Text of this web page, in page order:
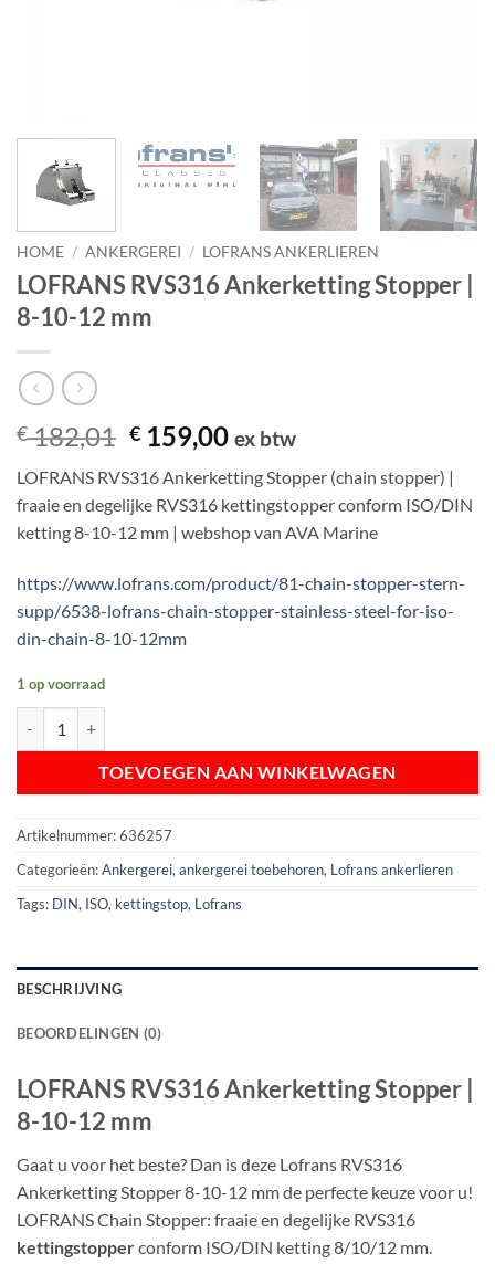
HOME / ANKERGEREI / LOFRANS ANKERLIEREN
LOFRANS RVS316 Ankerketting Stopper |
8-10-12 mm
€182,01 Oorspronkelijke
was:
€ 182,01.
€ 159,00Huidige
is:
€ 159,00.
ex btw
LOFRANS RVS316 Ankerketting Stopper (chain stopper) |
fraaie en degelijke RVS316 kettingstopper conform ISO/DIN
ketting 8-10-12 mm | webshop van AVA Marine
https://www.lofrans.com/product/81-chain-stopper-stern-
supp/6538-lofrans-chain-stopper-stainless-steel-for-iso-
din-chain-8-10-12mm
1 op voorraad
TOEVOEGEN AAN WINKELWAGEN
Artikelnummer:636257
Categorieën:Ankergerei, ankergerei toebehoren, Lofrans ankerlieren
Tags: DIN, ISO, kettingstop, Lofrans
BESCHRIJVING
BEOORDELINGEN (0)
LOFRANS RVS316 Ankerketting Stopper |
8-10-12 mm
Gaat u voor het beste? Dan is deze Lofrans RVS316
Ankerketting Stopper 8-10-12 mm de perfecte keuze voor u!
LOFRANS Chain Stopper: fraaie en degelijke RVS316
kettingstopperconform ISO/DIN ketting 8/10/12 mm.